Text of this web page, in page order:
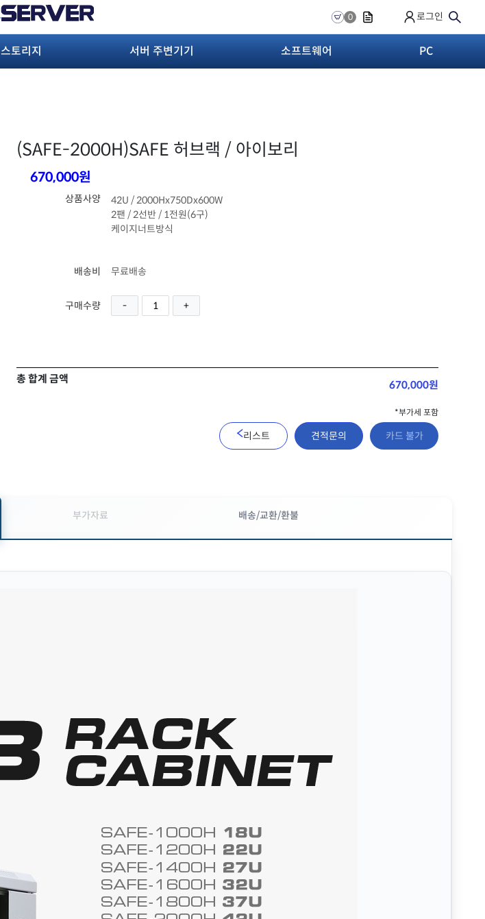
0 로그인
스토리지 서버 주변기기 소프트웨어 PC
(SAFE-2000H)SAFE 허브랙 / 아이보리
670,000원
상품사양
42U / 2000Hx750Dx600W
2팬 / 2선반 / 1전원(6구)
케이지너트방식
배송비 무료배송
구매수량
총 합계 금액 670,000원
*부가세 포함
리스트 견적문의 카드 불가
부가자료 배송/교환/환불